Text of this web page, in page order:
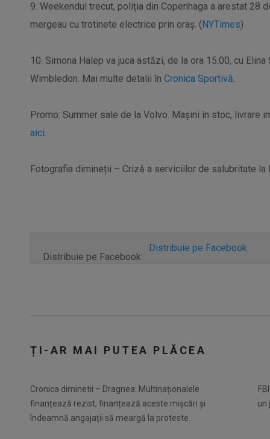
9. Weekendul trecut, poliția din Copenhaga a arestat 28
mergeau cu trotinete electrice prin oraș. (NYTimes)
10. Simona Halep va juca astăzi, de la ora 15.00, cu
Wimbledon. Mai multe detalii în Cronica Sportivă.
Promo: Summer sale de la Volvo. Mașini în stoc, livrare
aici.
Fotografia dimineții – Criză a serviciilor de salubritate la
Distribuie pe Facebook:
Distribuie pe Facebook
ȚI-AR MAI PUTEA PLĂCEA
Cronica diminetii – Dragnea: Multinaționalele
finanțează rezist, finanțează aceste mișcări și
îndeamnă angajații să meargă la proteste.
un